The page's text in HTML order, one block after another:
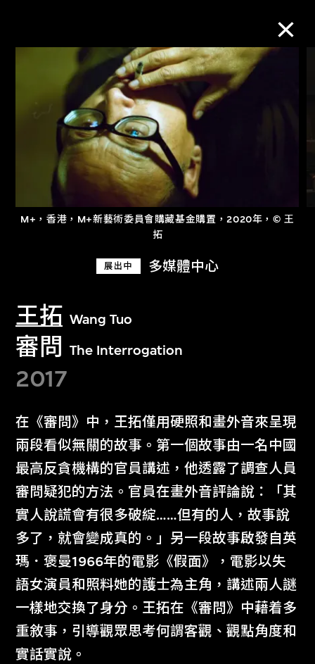
M+，香港，M+新藝術委員會購藏基金購置，2020年，© 王
拓
展出中 多媒體中心
王拓 Wang Tuo
審問 The Interrogation
2017
在《審問》中，王拓僅用硬照和畫外音來呈現
兩段看似無關的故事。第一個故事由一名中國
最高反貪機構的官員講述，他透露了調查人員
審問疑犯的方法。官員在畫外音評論說：「其
實人說謊會有很多破綻……但有的人，故事說
多了，就會變成真的。」另一段故事啟發自英
瑪．褒曼1966年的電影《假面》，電影以失
語女演員和照料她的護士為主角，講述兩人謎
一樣地交換了身分。王拓在《審問》中藉着多
重敘事，引導觀眾思考何謂客觀、觀點角度和
實話實說。
M+藏品
進一步篩選
關於M+藏品
探索世界頂級的二十及二十一世紀視覺